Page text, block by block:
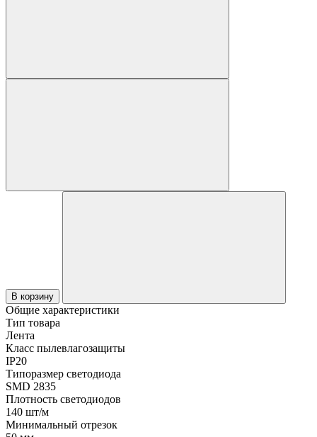
В корзину
Общие характеристики
Тип товара
Лента
Класс пылевлагозащиты
IP20
Типоразмер светодиода
SMD 2835
Плотность светодиодов
140 шт/м
Минимальный отрезок